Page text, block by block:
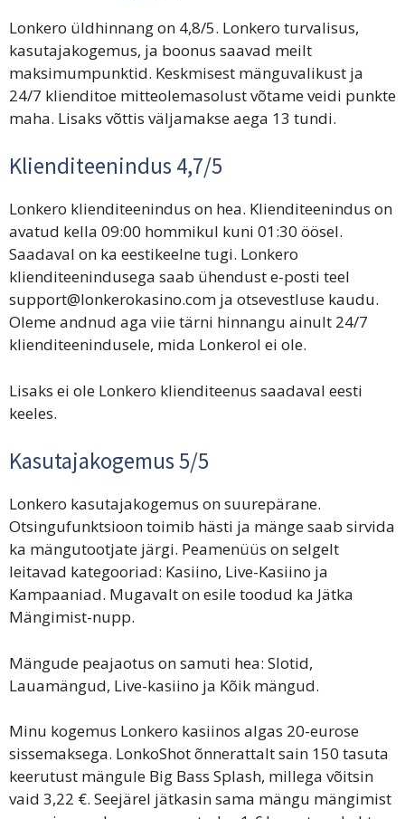
Lonkero üldhinnang on 4,8/5. Lonkero turvalisus,
kasutajakogemus, ja boonus saavad meilt
maksimumpunktid. Keskmisest mänguvalikust ja
24/7 klienditoe mitteolemasolust võtame veidi punkte
maha. Lisaks võttis väljamakse aega 13 tundi.
Klienditeenindus 4,7/5
Lonkero klienditeenindus on hea. Klienditeenindus on
avatud kella 09:00 hommikul kuni 01:30 öösel.
Saadaval on ka eestikeelne tugi. Lonkero
klienditeenindusega saab ühendust e-posti teel
support@lonkerokasino.com ja otsevestluse kaudu.
Oleme andnud aga viie tärni hinnangu ainult 24/7
klienditeenindusele, mida Lonkerol ei ole.
Lisaks ei ole Lonkero klienditeenus saadaval eesti
keeles.
Kasutajakogemus 5/5
Lonkero kasutajakogemus on suurepärane.
Otsingufunktsioon toimib hästi ja mänge saab sirvida
ka mängutootjate järgi. Peamenüüs on selgelt
leitavad kategooriad: Kasiino, Live-Kasiino ja
Kampaaniad. Mugavalt on esile toodud ka Jätka
Mängimist-nupp.
Mängude peajaotus on samuti hea: Slotid,
Lauamängud, Live-kasiino ja Kõik mängud.
Minu kogemus Lonkero kasiinos algas 20-eurose
sissemaksega. LonkoShot õnnerattalt sain 150 tasuta
keerutust mängule Big Bass Splash, millega võitsin
vaid 3,22 €. Seejärel jätkasin sama mängu mängimist